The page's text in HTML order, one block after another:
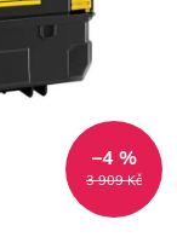
3 909 Kč
–4 %